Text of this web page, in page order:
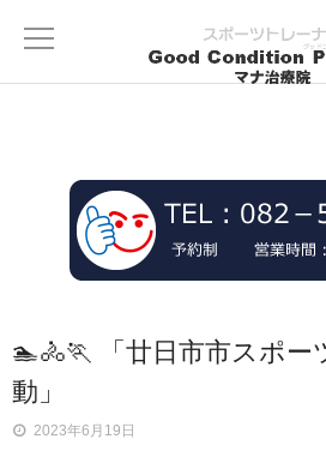
🏊🚴🏃 「廿日市市スポー
動」
2023年6月19日